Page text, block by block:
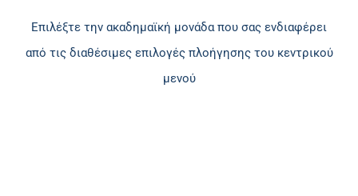
Επιλέξτε την ακαδημαϊκή μονάδα που σας ενδιαφέρει
από τις διαθέσιμες επιλογές πλοήγησης του κεντρικού
μενού